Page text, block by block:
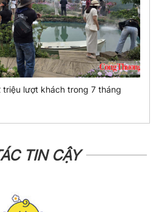
triệu lượt khách trong 7 tháng
TIN CẬY